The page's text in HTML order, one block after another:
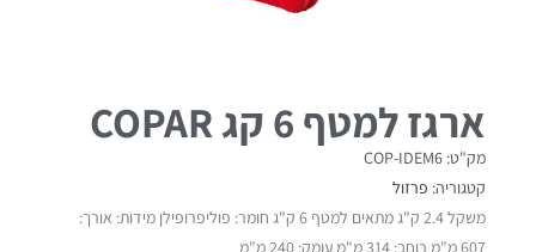
ארגז למטף 6 קג COPAR
מק"ט: COP-IDEM6
קטגוריה: פרזול
משקל 2.4 ק"ג מתאים למטף 6 ק"ג חומר: פוליפרופילן מידות: אורך:
607 מ"מ רוחב: 314 מ"מ עומק: 240 מ"מ